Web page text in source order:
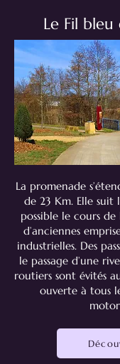
Le Fil
La promenade
de 23 Km. Elle suit
possible le cours
d’anciennes
industrielles. Des
le passage d’une
routiers sont évités
ouverte à tous